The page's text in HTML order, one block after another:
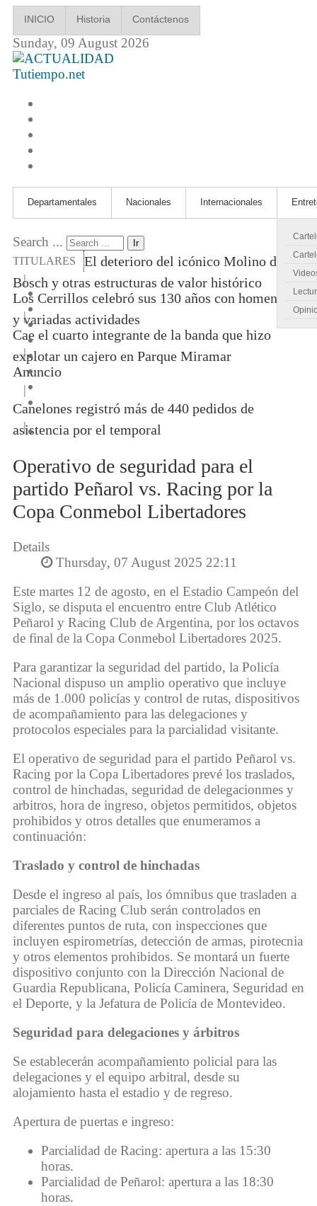
INICIO Historia Contáctenos
Sunday, 09 August 2026
Tutiempo.net
Departamentales Nacionales Internacionales
Search ... Ir
TITULARES
El deterioro del icónico Molino de
Bosch y otras estructuras de valor histórico
|
Los Cerrillos celebró sus 130 años con homenajes
y variadas actividades
|
Cae el cuarto integrante de la banda que hizo
explotar un cajero en Parque Miramar
|
Anuncio
|
Canelones registró más de 440 pedidos de
asistencia por el temporal
|
Operativo de seguridad para el
partido Peñarol vs. Racing por la
Copa Conmebol Libertadores
Details
Thursday, 07 August 2025 22:11
Este martes 12 de agosto, en el Estadio Campeón del
Siglo, se disputa el encuentro entre Club Atlético
Peñarol y Racing Club de Argentina, por los octavos
de final de la Copa Conmebol Libertadores 2025.
Para garantizar la seguridad del partido, la Policía
Nacional dispuso un amplio operativo que incluye
más de 1.000 policías y control de rutas, dispositivos
de acompañamiento para las delegaciones y
protocolos especiales para la parcialidad visitante.
El operativo de seguridad para el partido Peñarol vs.
Racing por la Copa Libertadores prevé los traslados,
control de hinchadas, seguridad de delegacionmes y
arbitros, hora de ingreso, objetos permitidos, objetos
prohibidos y otros detalles que enumeramos a
continuación:
Traslado y control de hinchadas
Desde el ingreso al país, los ómnibus que trasladen a
parciales de Racing Club serán controlados en
diferentes puntos de ruta, con inspecciones que
incluyen espirometrías, detección de armas, pirotecnia
y otros elementos prohibidos. Se montará un fuerte
dispositivo conjunto con la Dirección Nacional de
Guardia Republicana, Policía Caminera, Seguridad en
el Deporte, y la Jefatura de Policía de Montevideo.
Seguridad para delegaciones y árbitros
Se establecerán acompañamiento policial para las
delegaciones y el equipo arbitral, desde su
alojamiento hasta el estadio y de regreso.
Apertura de puertas e ingreso:
Parcialidad de Racing: apertura a las 15:30
horas.
Parcialidad de Peñarol: apertura a las 18:30
horas.